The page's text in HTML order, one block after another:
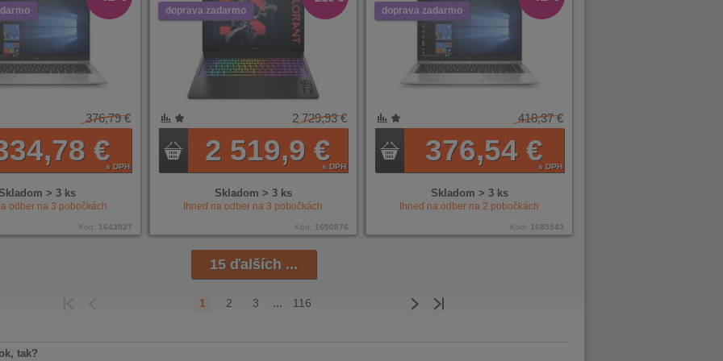
376,79 €
€s DPH
Skladom > 3 ks
odber na 3 pobočkách
Kód: 1643927
doprava zadarmo
2 729,93 €
2 519,9 €s DPH
Skladom > 3 ks
Ihneď na odber na3 pobočkách
Kód: 1690876
doprava zadarmo
418,37 €
376,54 €s DPH
Skladom > 3 ks
Ihneď na odber na2 pobočkách
Kód: 1685543
15 ďalších ...
1 2 3 ... 116
tak?